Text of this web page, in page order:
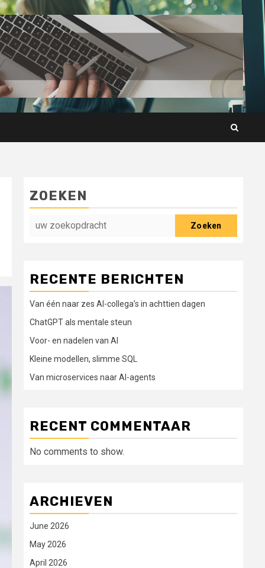
ZOEKEN
Zoeken
RECENTE BERICHTEN
Van één naar zes AI-collega’s in achttien dagen
ChatGPT als mentale steun
Voor- en nadelen van AI
Kleine modellen, slimme SQL
Van microservices naar AI-agents
RECENT COMMENTAAR
No comments to show.
ARCHIEVEN
June 2026
May 2026
April 2026